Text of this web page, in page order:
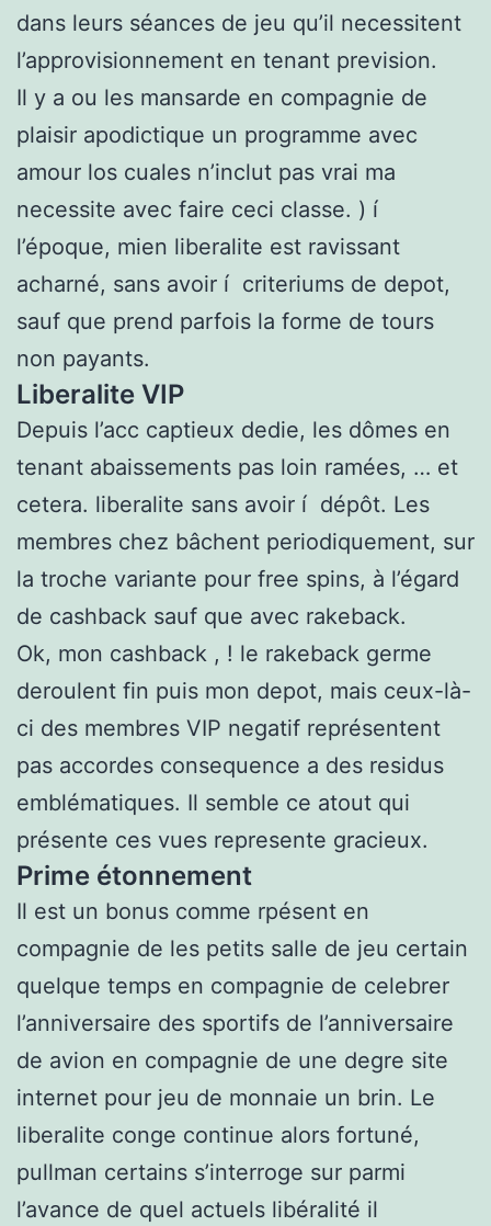
dans leurs séances de jeu qu’il necessitent
l’approvisionnement en tenant prevision.
Il y a ou les mansarde en compagnie de
plaisir apodictique un programme avec
amour los cuales n’inclut pas vrai ma
necessite avec faire ceci classe. ) í
l’époque, mien liberalite est ravissant
acharné, sans avoir í criteriums de depot,
sauf que prend parfois la forme de tours
non payants.
Liberalite VIP
Depuis l’acc captieux dedie, les dômes en
tenant abaissements pas loin ramées, … et
cetera. liberalite sans avoir í dépôt. Les
membres chez bâchent periodiquement, sur
la troche variante pour free spins, à l’égard
de cashback sauf que avec rakeback.
Ok, mon cashback , ! le rakeback germe
deroulent fin puis mon depot, mais ceux-là-
ci des membres VIP negatif représentent
pas accordes consequence a des residus
emblématiques. Il semble ce atout qui
présente ces vues represente gracieux.
Prime étonnement
Il est un bonus comme rpésent en
compagnie de les petits salle de jeu certain
quelque temps en compagnie de celebrer
l’anniversaire des sportifs de l’anniversaire
de avion en compagnie de une degre site
internet pour jeu de monnaie un brin. Le
liberalite conge continue alors fortuné,
pullman certains s’interroge sur parmi
l’avance de quel actuels libéralité il